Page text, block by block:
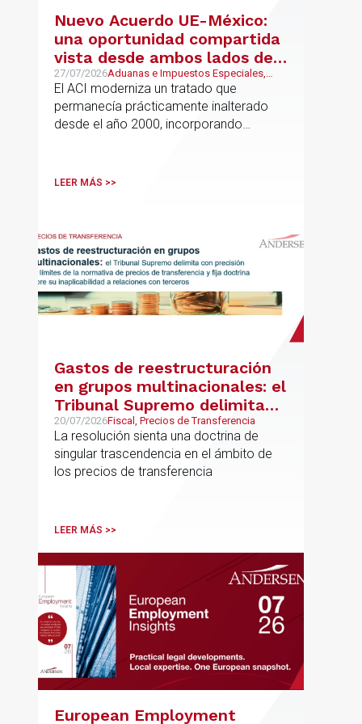
Nuevo Acuerdo UE-México:
una oportunidad compartida
vista desde ambos lados del
Atlántico
27/07/2026Aduanas e Impuestos Especiales,
Mexican Desk
El ACI moderniza un tratado que
permanecía prácticamente inalterado
desde el año 2000, incorporando
LEER MÁS >>
Gastos de reestructuración
en grupos multinacionales: el
Tribunal Supremo delimita
con precisión los límites de la
normativa de precios de
transferencia y fija doctrina
sobre su inaplicabilidad a
20/07/2026Fiscal, Precios de Transferencia
La resolución sienta una doctrina de
singular trascendencia en el ámbito de
los precios de transferencia
LEER MÁS >>
European Employment